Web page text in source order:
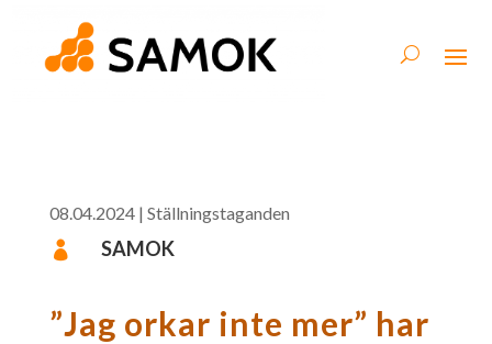
08.04.2024| Ställningstaganden
 SAMOK
”Jag orkar inte mer” har